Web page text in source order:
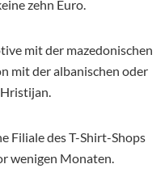
zehn Euro.
mit der mazedonischen
mit der albanischen oder
Filiale des T-Shirt-Shops
wenigen Monaten.